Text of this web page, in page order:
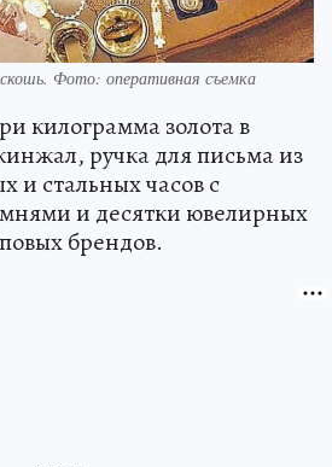
Фото: оперативная съемка
килограмма золота в
ручка для письма из
и стальных часов с
и десятки ювелирных
брендов.